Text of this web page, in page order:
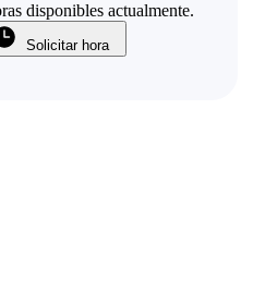
disponibles actualmente.
Solicitar hora